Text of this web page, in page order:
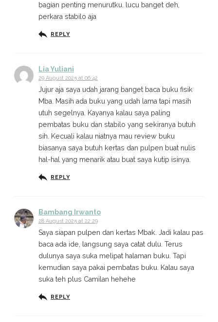
bagian penting menurutku. lucu banget deh,
perkara stabilo aja
REPLY
Lia Yuliani
29 August 2025 at 06:42
Jujur aja saya udah jarang banget baca buku fisik
Mba. Masih ada buku yang udah lama tapi masih
utuh segelnya. Kayanya kalau saya paling
pembatas buku dan stabilo yang sekiranya butuh
sih. Kecuali kalau niatnya mau review buku
biasanya saya butuh kertas dan pulpen buat nulis
hal-hal yang menarik atau buat saya kutip isinya.
REPLY
Bambang Irwanto
28 August 2025 at 22:29
Saya siapan pulpen dan kertas Mbak. Jadi kalau pas
baca ada ide, langsung saya catat dulu. Terus
dulunya saya suka melipat halaman buku. Tapi
kemudian saya pakai pembatas buku. Kalau saya
suka teh plus Camilan hehehe
REPLY